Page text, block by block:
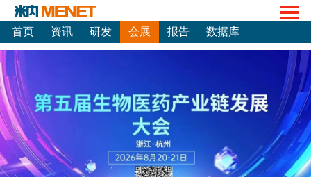
首页 资讯 研发 会展 报告 数据库